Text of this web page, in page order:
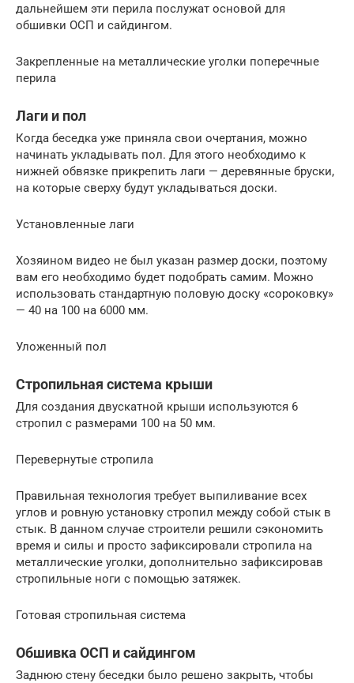
дальнейшем эти перила послужат основой для
обшивки ОСП и сайдингом.
Закрепленные на металлические уголки поперечные
перила
Лаги и пол
Когда беседка уже приняла свои очертания, можно
начинать укладывать пол. Для этого необходимо к
нижней обвязке прикрепить лаги — деревянные бруски,
на которые сверху будут укладываться доски.
Установленные лаги
Хозяином видео не был указан размер доски, поэтому
вам его необходимо будет подобрать самим. Можно
использовать стандартную половую доску «сороковку»
— 40 на 100 на 6000 мм.
Уложенный пол
Стропильная система крыши
Для создания двускатной крыши используются 6
стропил с размерами 100 на 50 мм.
Перевернутые стропила
Правильная технология требует выпиливание всех
углов и ровную установку стропил между собой стык в
стык. В данном случае строители решили сэкономить
время и силы и просто зафиксировали стропила на
металлические уголки, дополнительно зафиксировав
стропильные ноги с помощью затяжек.
Готовая стропильная система
Обшивка ОСП и сайдингом
Заднюю стену беседки было решено закрыть, чтобы